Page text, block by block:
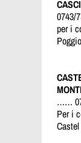
0743/
per i
……
Per i